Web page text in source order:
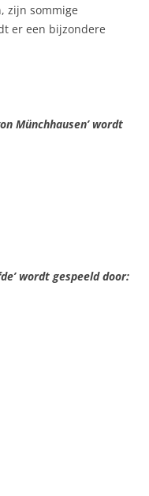
zijn sommige
er een bijzondere
Münchhausen’ wordt
wordt gespeeld door: